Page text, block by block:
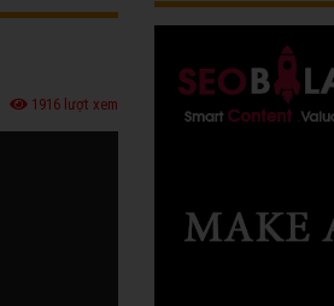
1916 lượt xem